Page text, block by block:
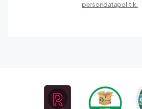
persondatapolitik.